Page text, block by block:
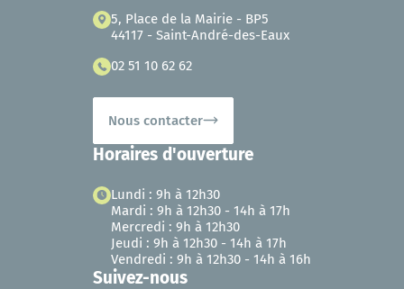
5, Place de la Mairie - BP5
44117 - Saint-André-des-Eaux
02 51 10 62 62
Nous contacter
Horaires d'ouverture
Lundi : 9h à 12h30
Mardi : 9h à 12h30 - 14h à 17h
Mercredi : 9h à 12h30
Jeudi : 9h à 12h30 - 14h à 17h
Vendredi : 9h à 12h30 - 14h à 16h
Suivez-nous